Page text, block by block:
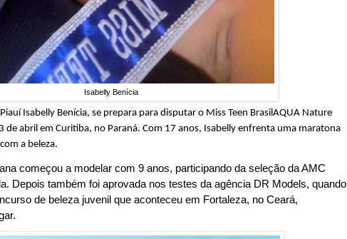
Isabelly Benícia
Isabelly Benícia, se prepara para disputar o Miss Teen BrasilAQUA Nature
de abril em Curitiba, no Paraná. Com 17 anos, Isabelly enfrenta uma maratona
a beleza.
começou a modelar com 9 anos, participando da seleção da AMC
Depois também foi aprovada nos testes da agência DR Models, quando
de beleza juvenil que aconteceu em Fortaleza, no Ceará,